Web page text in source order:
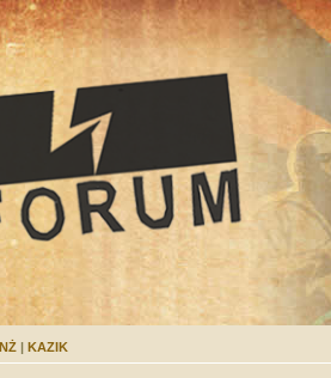
| KAZIK